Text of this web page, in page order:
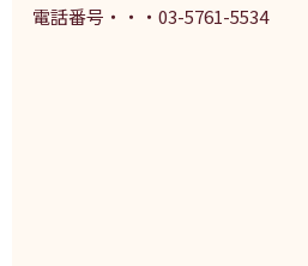
電話番号・・・03-5761-5534